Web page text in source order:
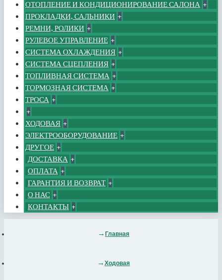
ОТОПЛЕНИЕ И КОНДИЦИОНИРОВАНИЕ САЛОНА +
ПРОКЛАДКИ, САЛЬНИКИ +
РЕМНИ, РОЛИКИ +
РУЛЕВОЕ УПРАВЛЕНИЕ +
СИСТЕМА ОХЛАЖДЕНИЯ +
СИСТЕМА СЦЕПЛЕНИЯ +
ТОПЛИВНАЯ СИСТЕМА +
ТОРМОЗНАЯ СИСТЕМА +
ТРОСА +
+
ХОДОВАЯ +
ЭЛЕКТРООБОРУДОВАНИЕ +
ДРУГОЕ +
ДОСТАВКА +
ОПЛАТА +
ГАРАНТИЯ И ВОЗВРАТ +
О НАС +
КОНТАКТЫ +
Главная
Ходовая